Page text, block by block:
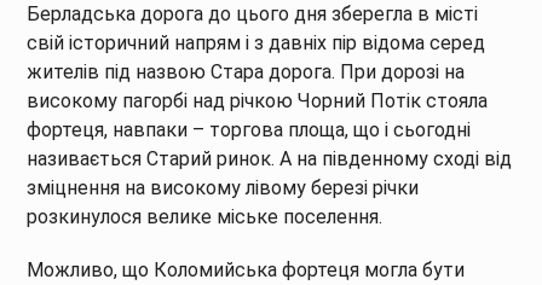
Берладська дорога до цього дня зберегла в місті
свій історичний напрям і з давніх пір відома серед
жителів під назвою Стара дорога. При дорозі на
високому пагорбі над річкою Чорний Потік стояла
фортеця, навпаки – торгова площа, що і сьогодні
називається Старий ринок. А на південному сході від
зміцнення на високому лівому березі річки
розкинулося велике міське поселення.
Можливо, що Коломийська фортеця могла бути